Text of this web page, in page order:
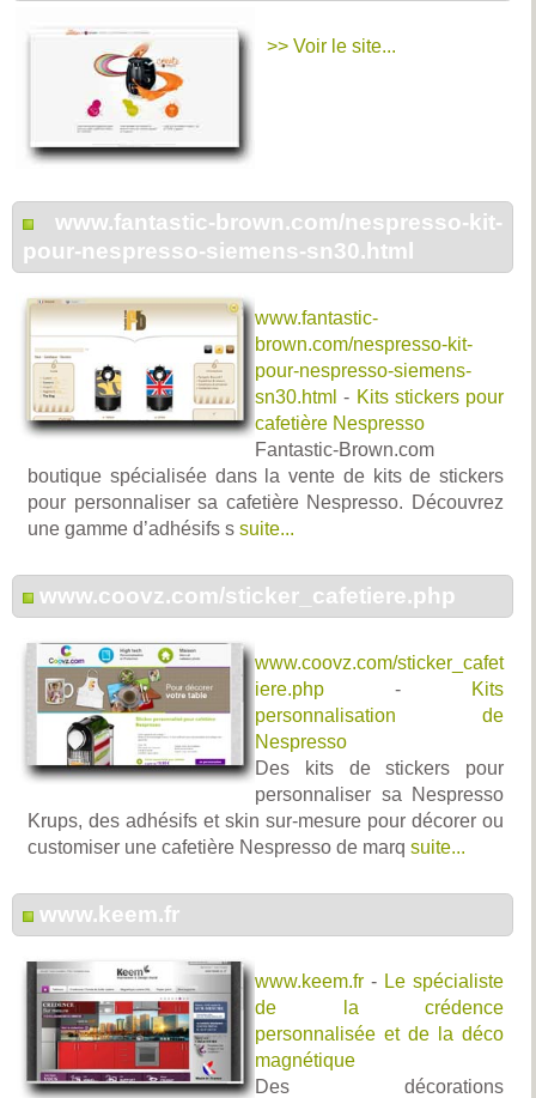
>> Voir le site...
www.fantastic-brown.com/nespresso-kit-
pour-nespresso-siemens-sn30.html
www.fantastic-
brown.com/nespresso-kit-
pour-nespresso-siemens-
sn30.html - Kits stickers pour
cafetière Nespresso
Fantastic-Brown.com
boutique spécialisée dans la vente de kits de stickers
pour personnaliser sa cafetière Nespresso. Découvrez
une gamme d’adhésifs s suite...
www.coovz.com/sticker_cafetiere.php
www.coovz.com/sticker_cafet
iere.php -
Kits
personnalisation de
Nespresso
Des kits de stickers pour
personnaliser sa Nespresso
Krups, des adhésifs et skin sur-mesure pour décorer ou
customiser une cafetière Nespresso de marq suite...
www.keem.fr
www.keem.fr - Le spécialiste
de la crédence
personnalisée et de la déco
magnétique
Des décorations